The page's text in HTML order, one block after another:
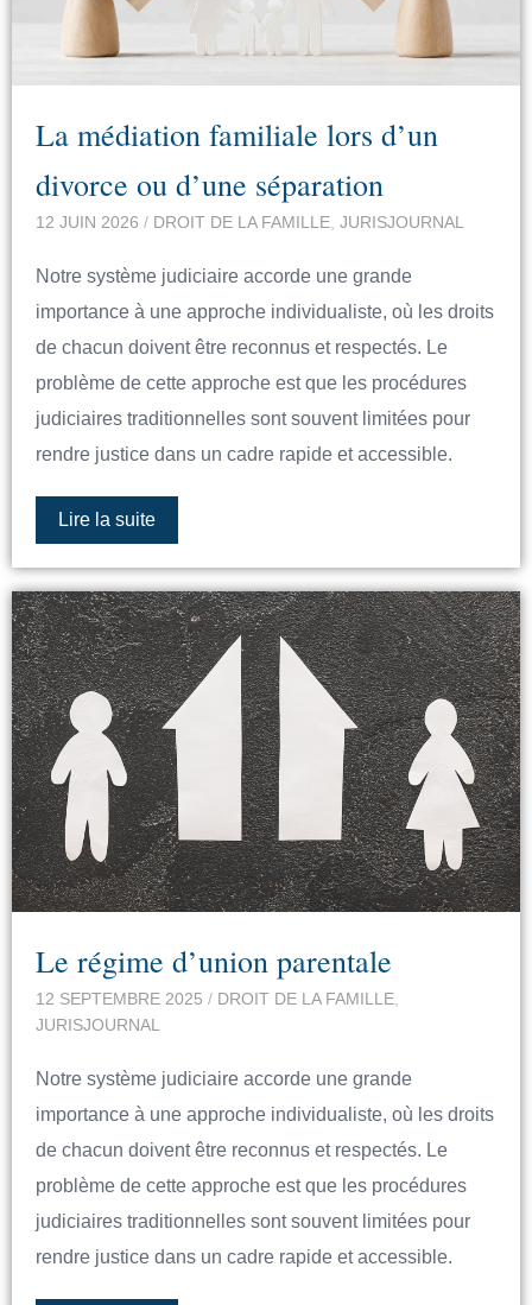
La médiation familiale lors d’un
divorce ou d’une séparation
12 JUIN 2026 / DROIT DE LA FAMILLE JURISJOURNAL
Notre système judiciaire accorde une grande
importance à une approche individualiste, où les droits
de chacun doivent être reconnus et respectés. Le
problème de cette approche est que les procédures
judiciaires traditionnelles sont souvent limitées pour
rendre justice dans un cadre rapide et accessible.
Lire la suite
Le régime d’union parentale
12 SEPTEMBRE 2025 / DROIT DE LA FAMILLE
JURISJOURNAL
Notre système judiciaire accorde une grande
importance à une approche individualiste, où les droits
de chacun doivent être reconnus et respectés. Le
problème de cette approche est que les procédures
judiciaires traditionnelles sont souvent limitées pour
rendre justice dans un cadre rapide et accessible.